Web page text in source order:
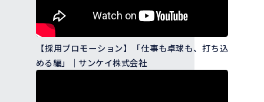
【採用プロモーション】「仕事も卓球も、打ち込
める編」｜サンケイ株式会社